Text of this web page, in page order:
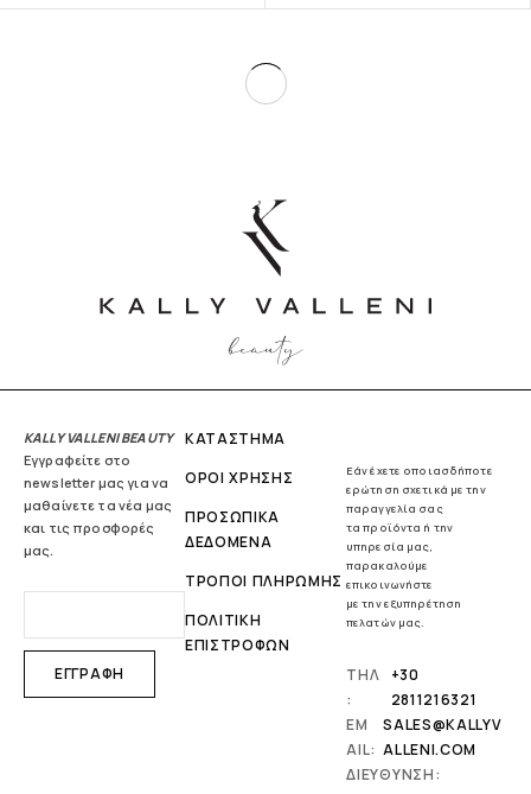
KALLY VALLENI BEAUTY
Εγγραφείτε στο
newsletter μας για να
μαθαίνετε τα νέα μας
και τις προσφορές
μας.
ΚΑΤΑΣΤΗΜΑ
ΟΡΟΙ ΧΡΗΣΗΣ
ΠΡΟΣΩΠΙΚΑ
ΔΕΔΟΜΕΝΑ
ΤΡΟΠΟΙ ΠΛΗΡΩΜΗΣ
ΠΟΛΙΤΙΚΗ
ΕΠΙΣΤΡΟΦΩΝ
Εάν έχετε οποιασδήποτε
ερώτηση σχετικά με την
παραγγελία σας
τα προϊόντα ή την
υπηρεσία μας,
παρακαλούμε
επικοινωνήστε
με την εξυπηρέτηση
πελατών μας.
ΤΗΛ
:
+30
2811216321
EM
AIL:
SALES@KALLYV
ALLENI.COM
ΔΙΕΥΘΥΝΣΗ: